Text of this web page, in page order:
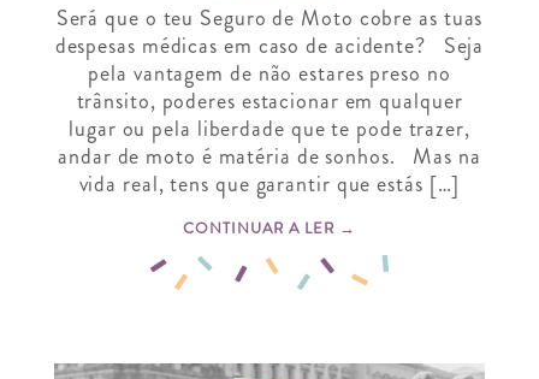
Será que o teu Seguro de Moto cobre as tuas
despesas médicas em caso de acidente? Seja
pela vantagem de não estares preso no
trânsito, poderes estacionar em qualquer
lugar ou pela liberdade que te pode trazer,
andar de moto é matéria de sonhos. Mas na
vida real, tens que garantir que estás […]
CONTINUAR A LER →